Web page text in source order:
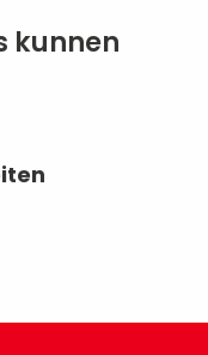
kunnen